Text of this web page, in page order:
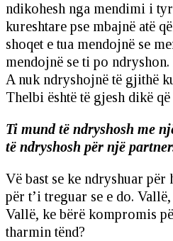
ndikohesh nga mendimi i
kureshtare pse mbajnë atë
shoqet e tua mendojnë se
mendojnë se ti po
A nuk ndryshojnë të gjithë
Thelbi është të gjesh dikë
Ti mund të ndryshosh me
të ndryshosh për një
Vë bast se ke ndryshuar për
për t’i treguar se e do.
Vallë, ke bërë kompromis
tharmin tënd?